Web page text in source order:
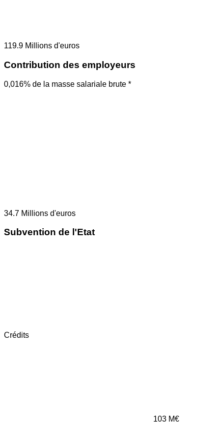
119.9 Millions d'euros
Contribution des employeurs
0,016% de la masse salariale brute *
34.7 Millions d'euros
Subvention de l'Etat
Crédits
103 M€